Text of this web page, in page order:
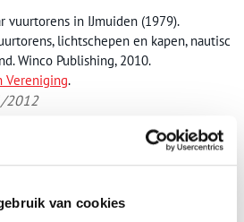
van cookies
vuurtorens in IJmuiden (1979).
lichtschepen en kapen, nautisc
Winco Publishing, 2010.
Vereniging.
2012